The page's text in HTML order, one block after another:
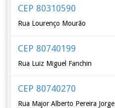
CEP 80310590
Rua Lourenço Mourão
CEP 80740199
Rua Luiz Miguel Fanchin
CEP 80740270
Rua Major Alberto Pereira Jorge